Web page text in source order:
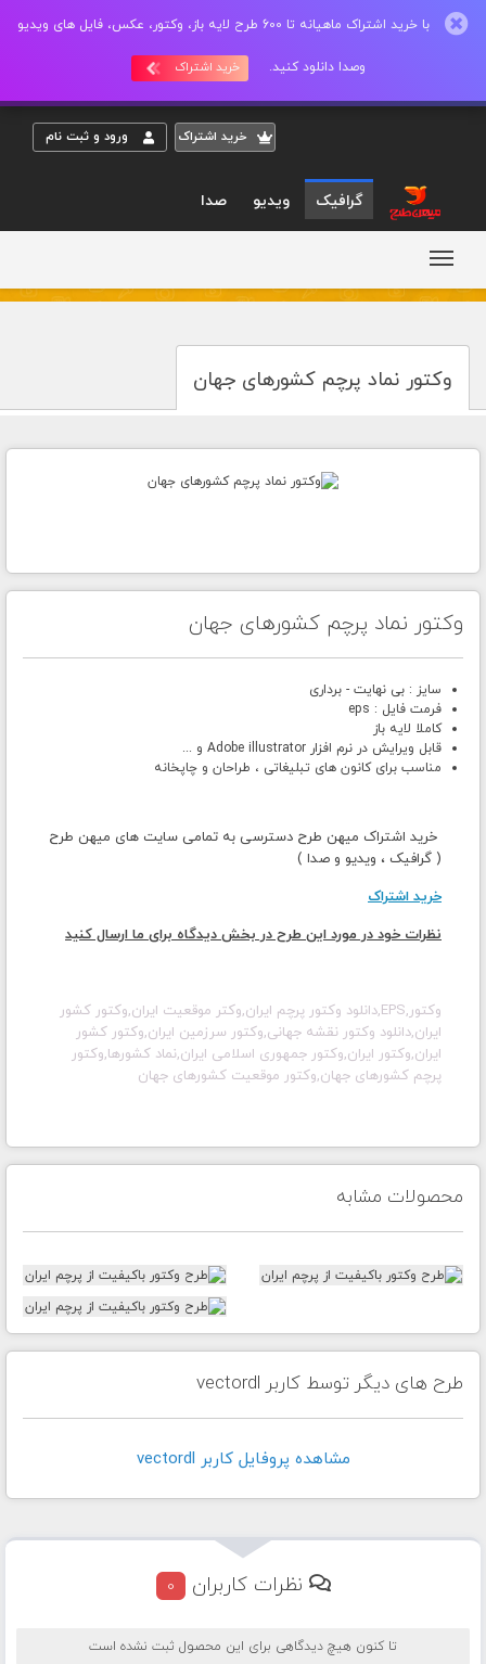
با خرید اشتراک ماهیانه تا 600 طرح لایه باز، وکتور، عکس، فایل های ویدیو
وصدا دانلود کنید. خرید اشتراک
خريد اشتراک ورود و ثبت نام
گرافیک ویدیو صدا
وکتور نماد پرچم کشورهای جهان
وکتور نماد پرچم کشورهای جهان
سایز : بی نهایت - برداری
فرمت فایل : eps
کاملا لایه باز
قابل ویرایش در نرم افزار Adobe illustrator و ...
مناسب برای کانون های تبلیغاتی ، طراحان و چاپخانه
خرید اشتراک میهن طرح دسترسی به تمامی سایت های میهن طرح
( گرافیک ، ویدیو و صدا )
خرید اشتراک
نظرات خود در مورد این طرح در بخش دیدگاه برای ما ارسال کنید
وکتور,EPS,دانلود وکتور پرچم ایران,وکتر موقعیت ایران,وکتور کشور
ایران,دانلود وکتور نقشه جهانی,وکتور سرزمین ایران,وکتور کشور
ایران,وکتور ایران,وکتور جمهوری اسلامی ایران,نماد کشورها,وکتور
پرچم کشورهای جهان,وکتور موقعیت کشورهای جهان
محصولات مشابه
طرح های دیگر توسط کاربر vectordl
مشاهده پروفايل کاربر vectordl
نظرات کاربران 0
تا کنون هیچ دیدگاهی برای این محصول ثبت نشده است